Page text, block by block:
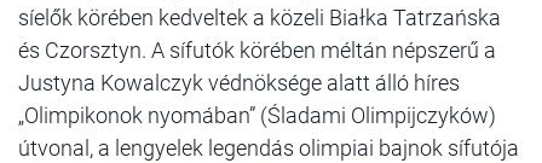
síelők körében kedveltek a közeli Białka Tatrzańska
és Czorsztyn. A sífutók körében méltán népszerű a
Justyna Kowalczyk védnöksége alatt álló híres
„Olimpikonok nyomában” (Śladami Olimpijczyków)
útvonal, a lengyelek legendás olimpiai bajnok sífutója